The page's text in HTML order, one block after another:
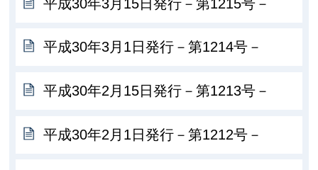
平成30年3月15日発行－第1215号－
平成30年3月1日発行－第1214号－
平成30年2月15日発行－第1213号－
平成30年2月1日発行－第1212号－